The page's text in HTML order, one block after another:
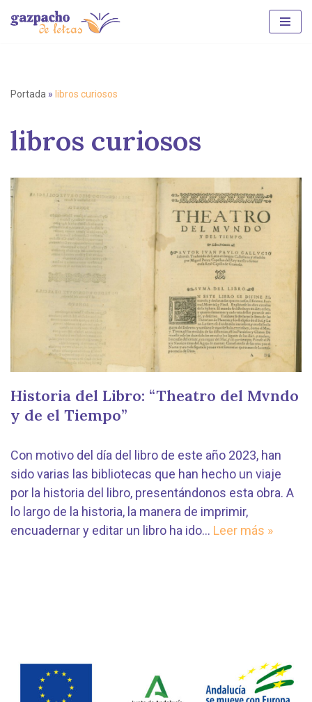
Portada » libros curiosos
libros curiosos
Historia del Libro: “Theatro del Mvndo
y de el Tiempo”
Con motivo del día del libro de este año 2023, han
sido varias las bibliotecas que han hecho un viaje
por la historia del libro, presentándonos esta obra. A
lo largo de la historia, la manera de imprimir,
encuadernar y editar un libro ha ido… Leer más »